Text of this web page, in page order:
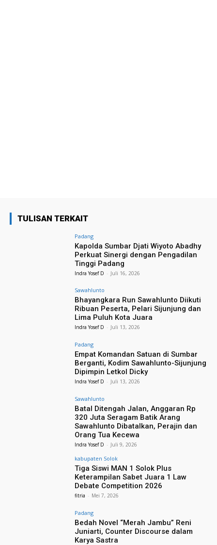
TULISAN TERKAIT
Padang
Kapolda Sumbar Djati Wiyoto Abadhy
Perkuat Sinergi dengan Pengadilan
Tinggi Padang
Indra Yosef D - Juli 16, 2026
Sawahlunto
Bhayangkara Run Sawahlunto Diikuti
Ribuan Peserta, Pelari Sijunjung dan
Lima Puluh Kota Juara
Indra Yosef D - Juli 13, 2026
Padang
Empat Komandan Satuan di Sumbar
Berganti, Kodim Sawahlunto-Sijunjung
Dipimpin Letkol Dicky
Indra Yosef D - Juli 13, 2026
Sawahlunto
Batal Ditengah Jalan, Anggaran Rp
320 Juta Seragam Batik Arang
Sawahlunto Dibatalkan, Perajin dan
Orang Tua Kecewa
Indra Yosef D - Juli 9, 2026
kabupaten Solok
Tiga Siswi MAN 1 Solok Plus
Keterampilan Sabet Juara 1 Law
Debate Competition 2026
fitria - Mei 7, 2026
Padang
Bedah Novel “Merah Jambu” Reni
Juniarti, Counter Discourse dalam
Karya Sastra